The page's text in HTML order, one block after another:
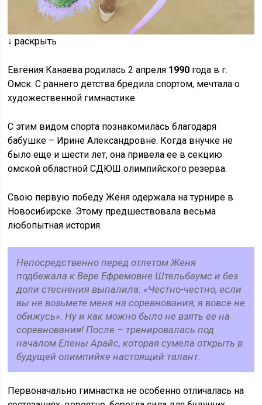
↓ раскрыть
Евгения Канаева родилась 2 апреля 1990 года в г.
Омск. С раннего детства бредила спортом, мечтала о
художественной гимнастике.
С этим видом спорта познакомилась благодаря
бабушке – Ирине Александровне. Когда внучке не
было еще и шести лет, она привела ее в секцию
омской областной СДЮШ олимпийского резерва.
Свою первую победу Женя одержала на турнире в
Новосибирске. Этому предшествовала весьма
любопытная история.
Непосредственно перед отлетом Женя
подбежала к Вере Ефремовне Штельбаумс и без
доли стеснения выпалила: «Честно-честно, если
вы не возьмете меня на соревнования, я вовсе не
обижусь». Ну и как можно было не взять ее на
соревнования! После – тренировалась под
началом Елены Арайс, которая сумела открыть в
будущей олимпийке настоящий талант.
Первоначально гимнастка не особенно отличалась на